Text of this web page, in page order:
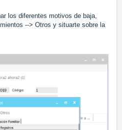
los diferentes motivos de baja,
--> Otros y situarte sobre la